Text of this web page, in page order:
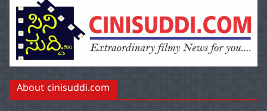
About cinisuddi.com